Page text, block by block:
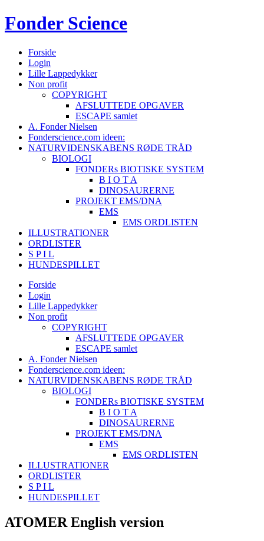
FonderScience
Forside
Login
Lille Lappedykker
Non profit
COPYRIGHT
AFSLUTTEDE OPGAVER
ESCAPE samlet
A. Fonder Nielsen
Fonderscience.com ideen:
NATURVIDENSKABENS RØDE TRÅD
BIOLOGI
FONDERs BIOTISKE SYSTEM
B I O T A
DINOSAURERNE
PROJEKT EMS/DNA
EMS
EMS ORDLISTEN
ILLUSTRATIONER
ORDLISTER
S P I L
HUNDESPILLET
Forside
Login
Lille Lappedykker
Non profit
COPYRIGHT
AFSLUTTEDE OPGAVER
ESCAPE samlet
A. Fonder Nielsen
Fonderscience.com ideen:
NATURVIDENSKABENS RØDE TRÅD
BIOLOGI
FONDERs BIOTISKE SYSTEM
B I O T A
DINOSAURERNE
PROJEKT EMS/DNA
EMS
EMS ORDLISTEN
ILLUSTRATIONER
ORDLISTER
S P I L
HUNDESPILLET
ATOMER English version